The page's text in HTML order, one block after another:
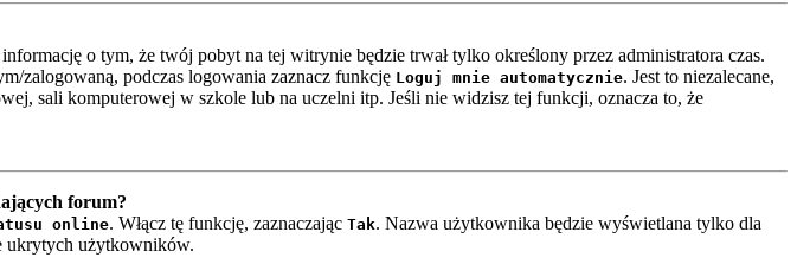
o tym, że twój pobyt na tej witrynie będzie trwał tylko określony przez administratora czas.
zalogowaną, podczas logowania zaznacz funkcję Loguj mnie automatycznie. Jest to niezalecane,
sali komputerowej w szkole lub na uczelni itp. Jeśli nie widzisz tej funkcji, oznacza to, że
forum?
online. Włącz tę funkcję, zaznaczając Tak. Nazwa użytkownika będzie wyświetlana tylko dla
ukrytych użytkowników.